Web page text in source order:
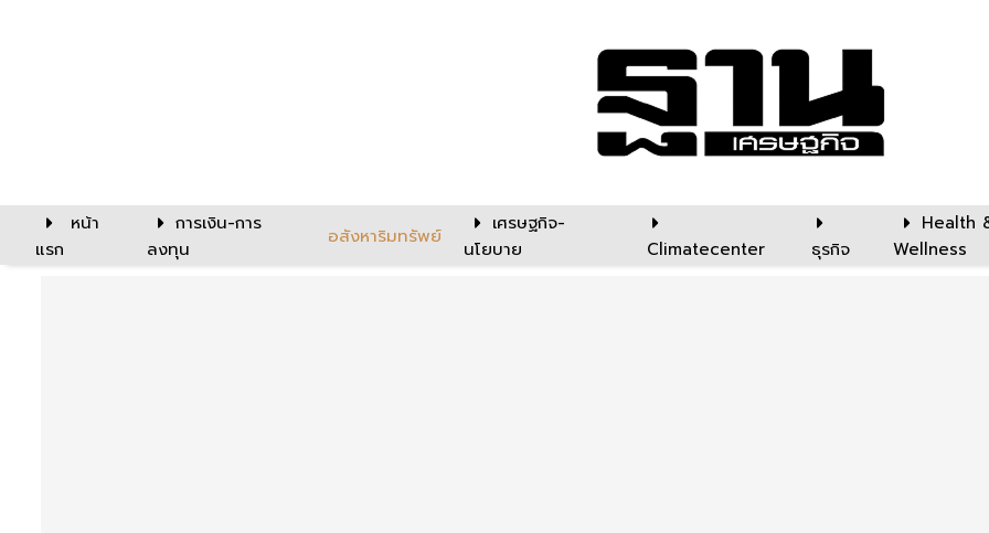
หน้า
แรก
การเงิน-การ
ลงทุน
อสังหาริมทรัพย์
เศรษฐกิจ-
นโยบาย
Climatecenter ธุรกิจ
Health
Wellness